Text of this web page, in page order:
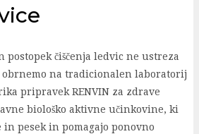
postopek čiščenja ledvic ne ustreza
na tradicionalen laboratorij
pripravek RENVIN za zdrave
biološko aktivne učinkovine, ki
pesek in pomagajo ponovno